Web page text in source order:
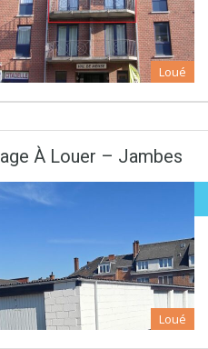
Loué
À Louer – Jambes
Loué